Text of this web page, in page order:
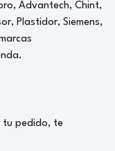
Advantech, Chint,
Plastidor, Siemens,
tu pedido, te